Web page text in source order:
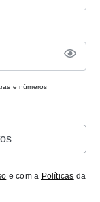
e números
e com a Políticas da